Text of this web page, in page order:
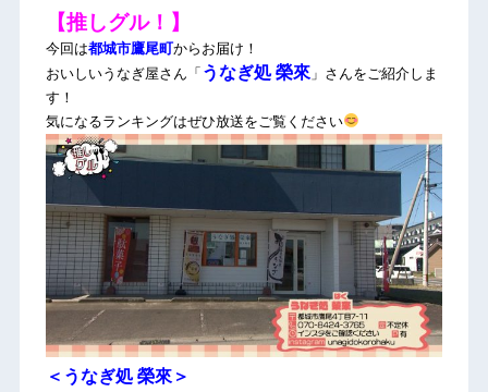
【推しグル！】
今回は都城市鷹尾町からお届け！
おいしいうなぎ屋さん「 うなぎ処 榮來 」さんをご紹介しま
す！
気になるランキングはぜひ放送をご覧ください
＜うなぎ処 榮來＞